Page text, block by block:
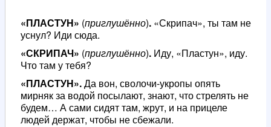
«ПЛАСТУН» (приглушённо). «Скрипач», ты там не
уснул? Иди сюда.
«СКРИПАЧ» (приглушённо). Иду, «Пластун», иду.
Что там у тебя?
«ПЛАСТУН».Да вон, сволочи-укропы опять
мирняк за водой посылают, знают, что стрелять не
будем… А сами сидят там, жрут, и на прицеле
людей держат, чтобы не сбежали.